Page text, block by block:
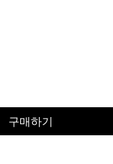
구매하기